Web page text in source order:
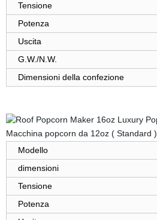
Tensione
Potenza
Uscita
G.W./N.W.
Dimensioni della confezione
Macchina popcorn da 12oz ( Standard )
Modello
dimensioni
Tensione
Potenza